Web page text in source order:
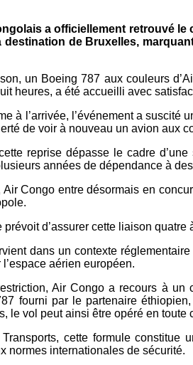
a officiellement retrouvé le
destination de Bruxelles,
un Boeing 787 aux couleurs
heures, a été accueilli avec
à l’arrivée, l’événement a
de voir à nouveau un avion aux
reprise dépasse le cadre
années de dépendance à
Congo entre désormais en
prévoit d’assurer cette liaison
dans un contexte
aérien européen.
Air Congo a recours à
fourni par le partenaire
le vol peut ainsi être opéré en toute
cette formule constitue
normes internationales de sécurité.